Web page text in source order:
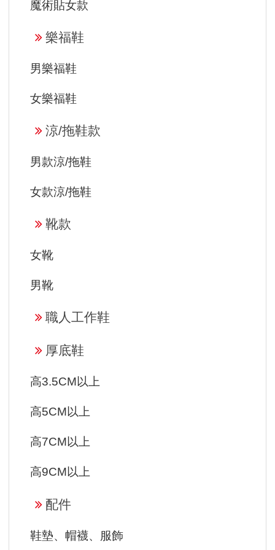
魔術貼女款
樂福鞋
男樂福鞋
女樂福鞋
涼/拖鞋款
男款涼/拖鞋
女款涼/拖鞋
靴款
女靴
男靴
職人工作鞋
厚底鞋
高3.5CM以上
高5CM以上
高7CM以上
高9CM以上
配件
鞋墊、帽襪、服飾